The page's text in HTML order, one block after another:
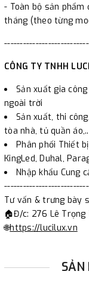
- Toàn bộ sản phẩm
tháng (theo từng
CÔNG TY TNHH
Sản xuất gia
ngoài trời
Sản xuất, thi
tòa nhà, tủ quần
Phân phối Thiết
KingLed, Duhal,
Nhập khẩu Cung
Tư vấn & trưng bày
🏠Đ/c: 276 Lê Trọng
🌐https://lucilux.vn